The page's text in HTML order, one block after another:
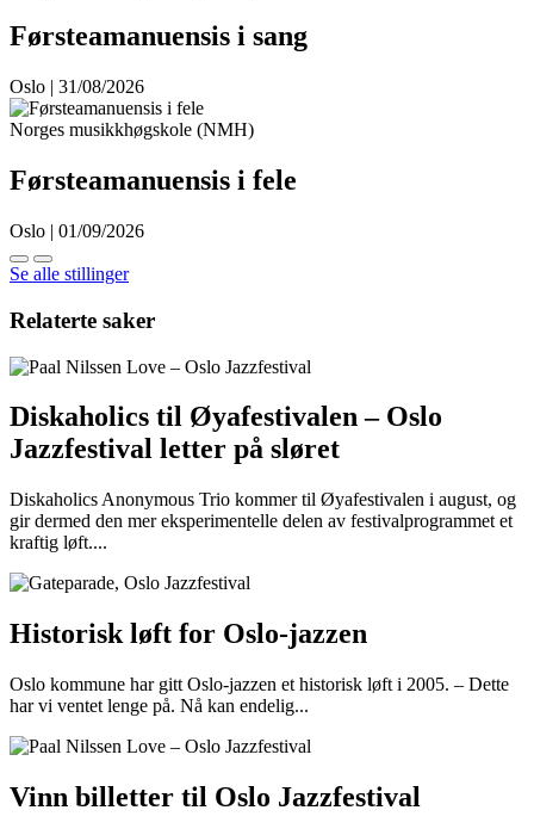
Førsteamanuensis i sang
Oslo | 31/08/2026
Norges musikkhøgskole (NMH)
Førsteamanuensis i fele
Oslo | 01/09/2026
Se alle stillinger
Relaterte saker
Diskaholics til Øyafestivalen – Oslo
Jazzfestival letter på sløret
Diskaholics Anonymous Trio kommer til Øyafestivalen i august, og
gir dermed den mer eksperimentelle delen av festivalprogrammet et
kraftig løft....
Historisk løft for Oslo-jazzen
Oslo kommune har gitt Oslo-jazzen et historisk løft i 2005. – Dette
har vi ventet lenge på. Nå kan endelig...
Vinn billetter til Oslo Jazzfestival